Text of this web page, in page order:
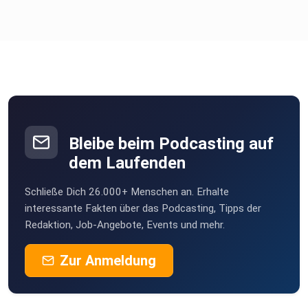
Zukunft des Krypto-Derivatehandels: Trends und
Prognosen
Geplante neue Finanzinstrumente neben Perpetual Futures
Bewertung, Wachstumspläne und Vision für die nächsten
fünf
Bleibe beim Podcasting auf
dem Laufenden
Schließe Dich 26.000+ Menschen an. Erhalte
interessante Fakten über das Podcasting, Tipps der
Redaktion, Job-Angebote, Events und mehr.
Zur Anmeldung